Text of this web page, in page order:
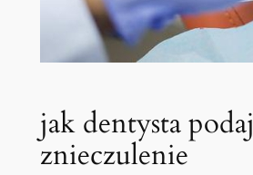
jak dentysta
znieczulenie